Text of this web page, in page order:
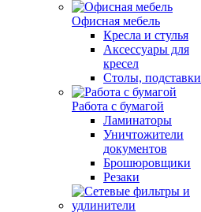
Офисная мебель
Кресла и стулья
Аксессуары для
кресел
Столы, подставки
Работа с бумагой
Ламинаторы
Уничтожители
документов
Брошюровщики
Резаки